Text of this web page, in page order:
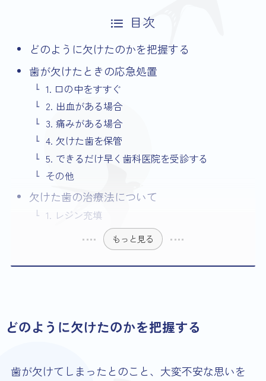
目次
どのように欠けたのかを把握する
歯が欠けたときの応急処置
1. 口の中をすすぐ
2. 出血がある場合
3. 痛みがある場合
4. 欠けた歯を保管
5. できるだけ早く歯科医院を受診する
その他
欠けた歯の治療法について
1. レジン充填
もっと見る
どのように欠けたのかを把握する
歯が欠けてしまったとのこと、大変不安な思いを